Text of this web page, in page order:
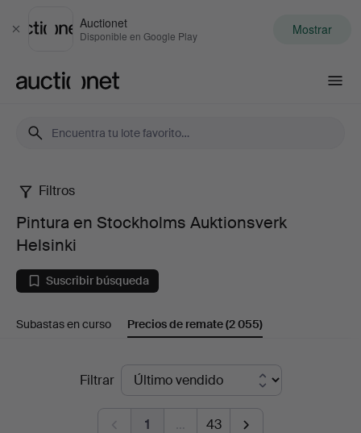
Cerrar
Auctionet
Disponible en Google Play Mostrar
Pintura
en
Stockholms
Auktionsverk
Filtros
Pintura en Stockholms Auktionsverk
Helsinki
Suscribir búsqueda
Subastas en curso Precios de remate(2 055)
Filtrar
1 … 43